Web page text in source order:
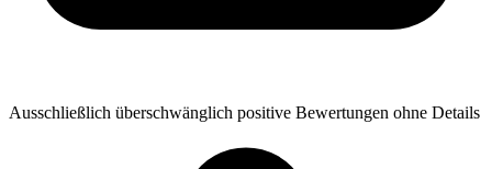
Ausschließlich überschwänglich positive Bewertungen ohne Details